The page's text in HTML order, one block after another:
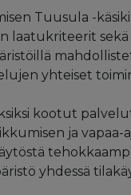
Tuusula -
laatukriteerit
yhteiset
kootut
ja
yhdessä